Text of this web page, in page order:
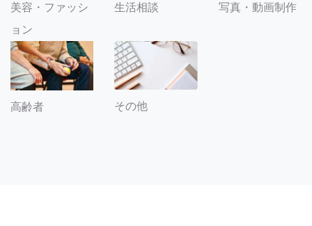
美容・ファッシ
ョン
生活相談 写真・動画制作
高齢者 その他